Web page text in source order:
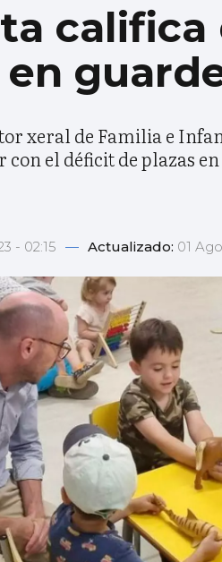
califica
en
xeral de Familia e
el déficit de plazas en
- 02:15 — Actualizado: 01